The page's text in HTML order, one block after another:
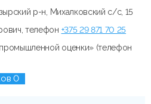
р-н, Михалковский с/с, 15
телефон +375 29 871 70 25
оценки» (телефон
0